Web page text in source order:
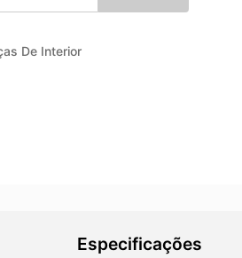
De Interior
Especificações